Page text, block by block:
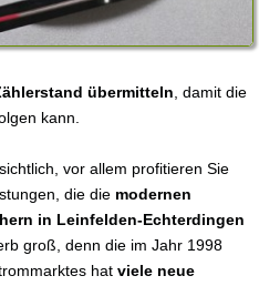
übermitteln , damit die
kann.
vor allem profitieren Sie
die die modernen
in Leinfelden-Echterdingen
groß, denn die im Jahr 1998
hat viele neue